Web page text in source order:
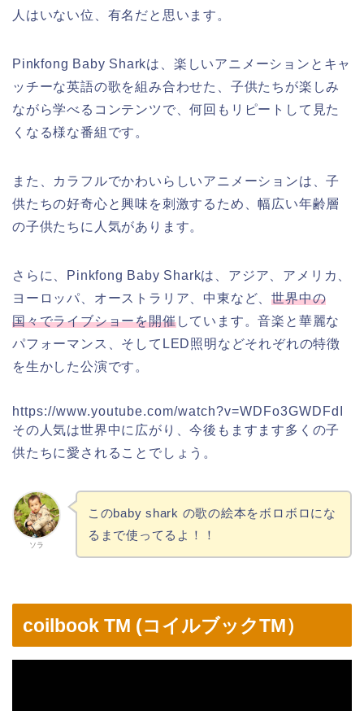
人はいない位、有名だと思います。
Pinkfong Baby Sharkは、楽しいアニメーションとキャ
ッチーな英語の歌を組み合わせた、子供たちが楽しみ
ながら学べるコンテンツで、何回もリピートして見た
くなる様な番組です。
また、カラフルでかわいらしいアニメーションは、子
供たちの好奇心と興味を刺激するため、幅広い年齢層
の子供たちに人気があります。
さらに、Pinkfong Baby Sharkは、アジア、アメリカ、
ヨーロッパ、オーストラリア、中東など、世界中の
国々でライブショーを開催しています。音楽と華麗な
パフォーマンス、そしてLED照明などそれぞれの特徴
を生かした公演です。
https://www.youtube.com/watch?v=WDFo3GWDFdI
その人気は世界中に広がり、今後もますます多くの子
供たちに愛されることでしょう。
ソラ
このbaby shark の歌の絵本をボロボロにな
るまで使ってるよ！！
coilbook TM (コイルブックTM）